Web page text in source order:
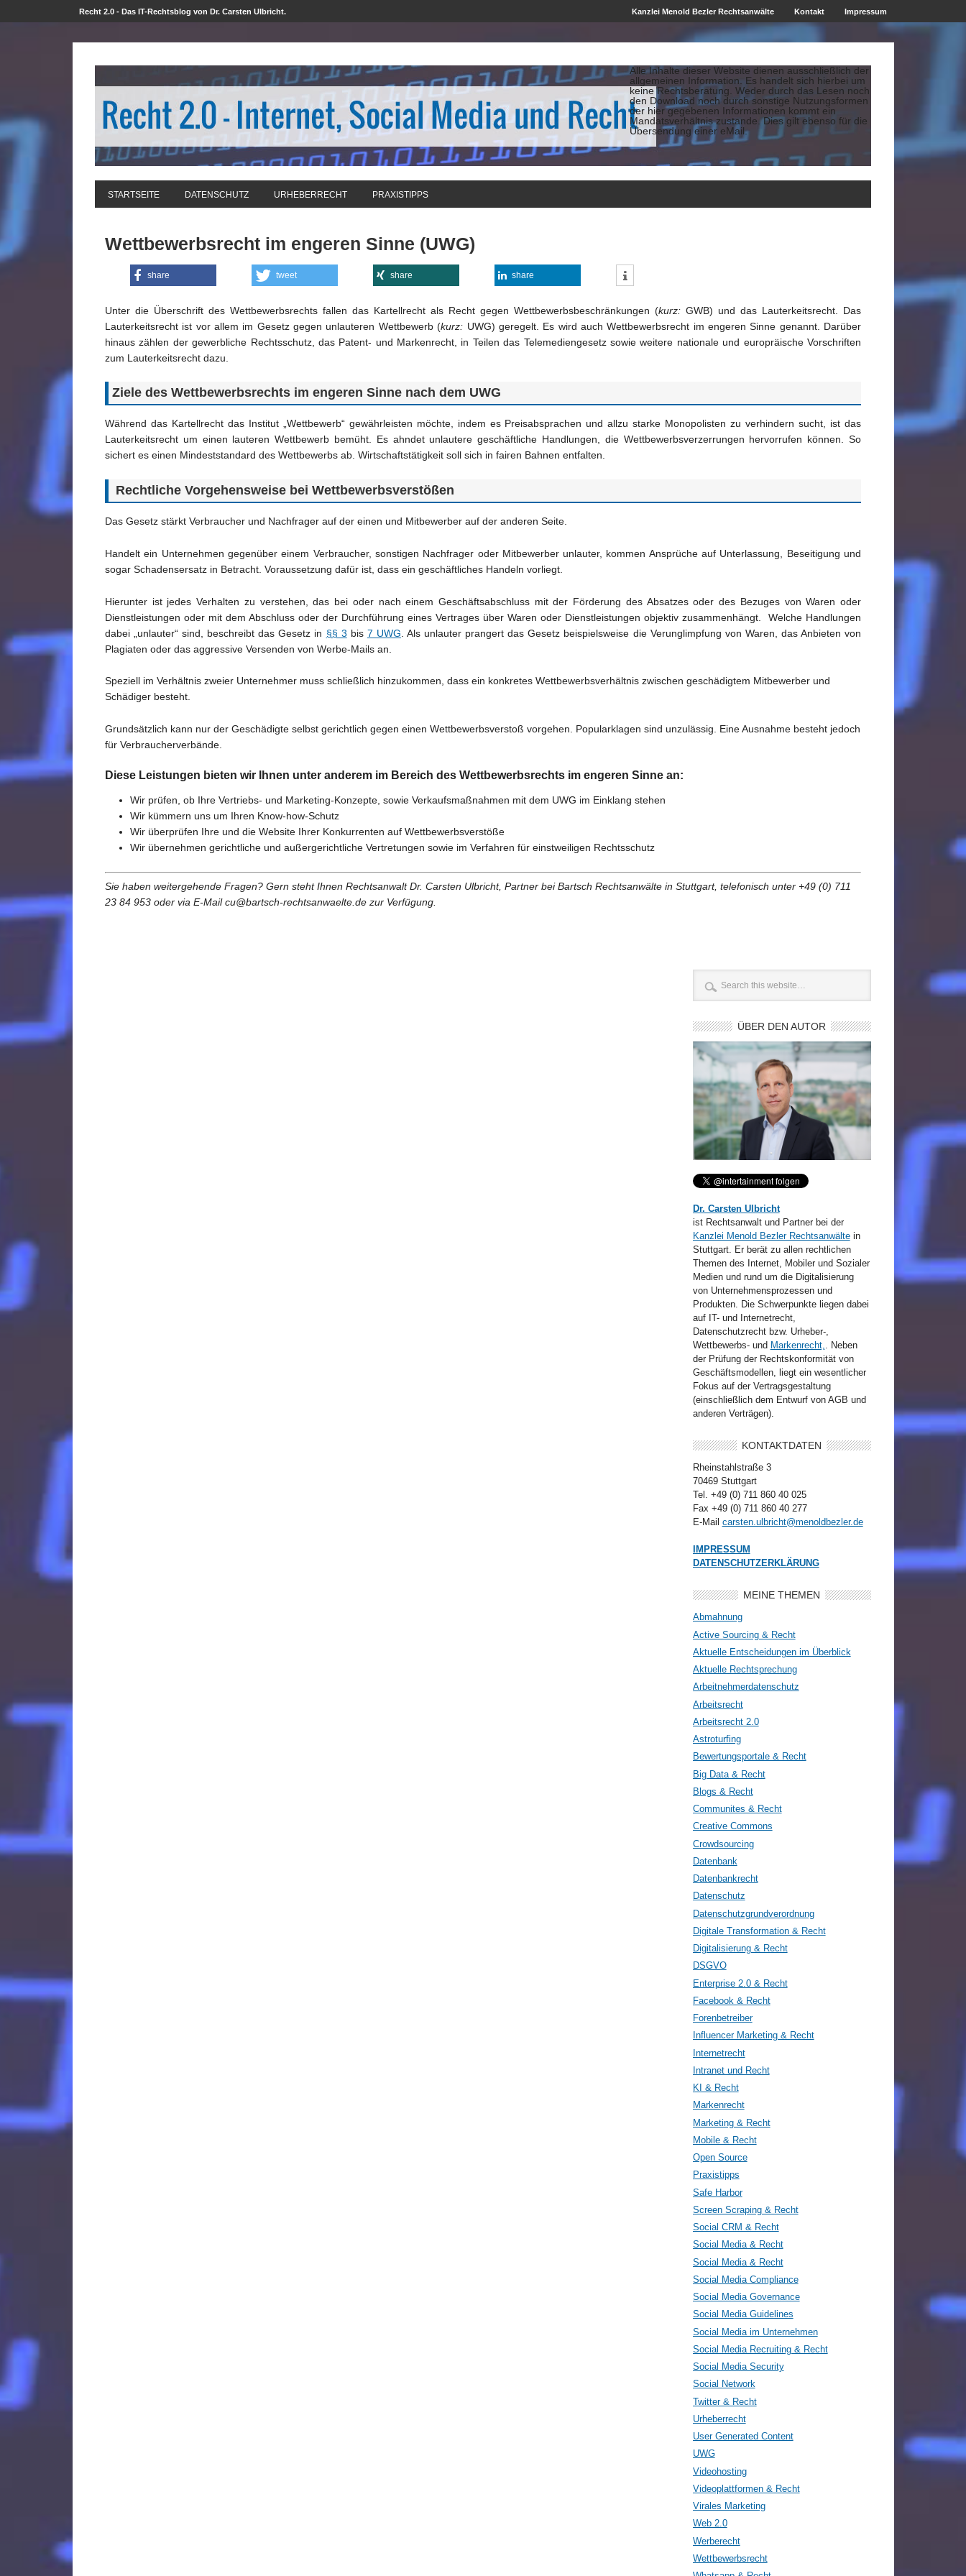
Recht 2.0 - Das IT-Rechtsblog von Dr. Carsten Ulbricht. Kanzlei Menold Bezler Rechtsanwälte Kontakt Impressum
Alle Inhalte dieser Website dienen ausschließlich der
allgemeinen Information. Es handelt sich hierbei um
keine Rechtsberatung. Weder durch das Lesen noch
den Download noch durch sonstige Nutzungsformen
der hier gegebenen Informationen kommt ein
Mandatsverhältnis zustande. Dies gilt ebenso für die
Übersendung einer eMail.
STARTSEITE DATENSCHUTZ URHEBERRECHT PRAXISTIPPS
Wettbewerbsrecht im engeren Sinne (UWG)
share tweet share share
Unter die Überschrift des Wettbewerbsrechts fallen das Kartellrecht als Recht gegen Wettbewerbsbeschränkungen (kurz: GWB) und das Lauterkeitsrecht. Das
Lauterkeitsrecht ist vor allem im Gesetz gegen unlauteren Wettbewerb (kurz: UWG) geregelt. Es wird auch Wettbewerbsrecht im engeren Sinne genannt. Darüber
hinaus zählen der gewerbliche Rechtsschutz, das Patent- und Markenrecht, in Teilen das Telemediengesetz sowie weitere nationale und europräische Vorschriften
zum Lauterkeitsrecht dazu.
Ziele des Wettbewerbsrechts im engeren Sinne nach dem UWG
Während das Kartellrecht das Institut „Wettbewerb“ gewährleisten möchte, indem es Preisabsprachen und allzu starke Monopolisten zu verhindern sucht, ist das
Lauterkeitsrecht um einen lauteren Wettbewerb bemüht. Es ahndet unlautere geschäftliche Handlungen, die Wettbewerbsverzerrungen hervorrufen können. So
sichert es einen Mindeststandard des Wettbewerbs ab. Wirtschaftstätigkeit soll sich in fairen Bahnen entfalten.
Rechtliche Vorgehensweise bei Wettbewerbsverstößen
Das Gesetz stärkt Verbraucher und Nachfrager auf der einen und Mitbewerber auf der anderen Seite.
Handelt ein Unternehmen gegenüber einem Verbraucher, sonstigen Nachfrager oder Mitbewerber unlauter, kommen Ansprüche auf Unterlassung, Beseitigung und
sogar Schadensersatz in Betracht. Voraussetzung dafür ist, dass ein geschäftliches Handeln vorliegt.
Hierunter ist jedes Verhalten zu verstehen, das bei oder nach einem Geschäftsabschluss mit der Förderung des Absatzes oder des Bezuges von Waren oder
Dienstleistungen oder mit dem Abschluss oder der Durchführung eines Vertrages über Waren oder Dienstleistungen objektiv zusammenhängt. Welche Handlungen
dabei „unlauter“ sind, beschreibt das Gesetz in §§ 3 bis 7 UWG . Als unlauter prangert das Gesetz beispielsweise die Verunglimpfung von Waren, das Anbieten von
Plagiaten oder das aggressive Versenden von Werbe-Mails an.
Speziell im Verhältnis zweier Unternehmer muss schließlich hinzukommen, dass ein konkretes Wettbewerbsverhältnis zwischen geschädigtem Mitbewerber und
Schädiger besteht.
Grundsätzlich kann nur der Geschädigte selbst gerichtlich gegen einen Wettbewerbsverstoß vorgehen. Popularklagen sind unzulässig. Eine Ausnahme besteht jedoch
für Verbraucherverbände.
Diese Leistungen bieten wir Ihnen unter anderem im Bereich des Wettbewerbsrechts im engeren Sinne an:
Wir prüfen, ob Ihre Vertriebs- und Marketing-Konzepte, sowie Verkaufsmaßnahmen mit dem UWG im Einklang stehen
Wir kümmern uns um Ihren Know-how-Schutz
Wir überprüfen Ihre und die Website Ihrer Konkurrenten auf Wettbewerbsverstöße
Wir übernehmen gerichtliche und außergerichtliche Vertretungen sowie im Verfahren für einstweiligen Rechtsschutz
Sie haben weitergehende Fragen? Gern steht Ihnen Rechtsanwalt Dr. Carsten Ulbricht, Partner bei Bartsch Rechtsanwälte in Stuttgart, telefonisch unter +49 (0) 711
23 84 953 oder via E-Mail cu@bartsch-rechtsanwaelte.de zur Verfügung.
ÜBER DEN AUTOR
Dr. Carsten Ulbricht
ist Rechtsanwalt und Partner bei der
Kanzlei Menold Bezler Rechtsanwältein
Stuttgart. Er berät zu allen rechtlichen
Themen des Internet, Mobiler und Sozialer
Medien und rund um die Digitalisierung
von Unternehmensprozessen und
Produkten. Die Schwerpunkte liegen dabei
auf IT- und Internetrecht,
Datenschutzrecht bzw. Urheber-,
Wettbewerbs- und Markenrecht,. Neben
der Prüfung der Rechtskonformität von
Geschäftsmodellen, liegt ein wesentlicher
Fokus auf der Vertragsgestaltung
(einschließlich dem Entwurf von AGB und
anderen Verträgen).
KONTAKTDATEN
Rheinstahlstraße 3
70469 Stuttgart
Tel. +49 (0) 711 860 40 025
Fax +49 (0) 711 860 40 277
E-Mail carsten.ulbricht@menoldbezler.de
IMPRESSUM
DATENSCHUTZERKLÄRUNG
MEINE THEMEN
Abmahnung
Active Sourcing & Recht
Aktuelle Entscheidungen im Überblick
Aktuelle Rechtsprechung
Arbeitnehmerdatenschutz
Arbeitsrecht
Arbeitsrecht 2.0
Astroturfing
Bewertungsportale & Recht
Big Data & Recht
Blogs & Recht
Communites & Recht
Creative Commons
Crowdsourcing
Datenbank
Datenbankrecht
Datenschutz
Datenschutzgrundverordnung
Digitale Transformation & Recht
Digitalisierung & Recht
DSGVO
Enterprise 2.0 & Recht
Facebook & Recht
Forenbetreiber
Influencer Marketing & Recht
Internetrecht
Intranet und Recht
KI & Recht
Markenrecht
Marketing & Recht
Mobile & Recht
Open Source
Praxistipps
Safe Harbor
Screen Scraping & Recht
Social CRM & Recht
Social Media & Recht
Social Media & Recht
Social Media Compliance
Social Media Governance
Social Media Guidelines
Social Media im Unternehmen
Social Media Recruiting & Recht
Social Media Security
Social Network
Twitter & Recht
Urheberrecht
User Generated Content
UWG
Videohosting
Videoplattformen & Recht
Virales Marketing
Web 2.0
Werberecht
Wettbewerbsrecht